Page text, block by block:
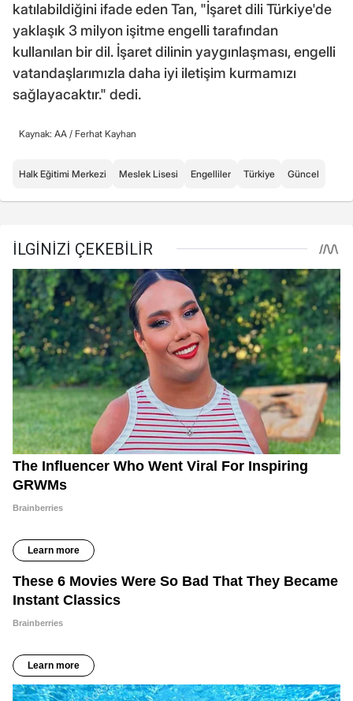
katılabildiğini ifade eden Tan, "İşaret dili Türkiye'de
yaklaşık 3 milyon işitme engelli tarafından
kullanılan bir dil. İşaret dilinin yaygınlaşması, engelli
vatandaşlarımızla daha iyi iletişim kurmamızı
sağlayacaktır." dedi.
Kaynak: AA / Ferhat Kayhan
Halk Eğitimi Merkezi Meslek Lisesi Engelliler Türkiye Güncel